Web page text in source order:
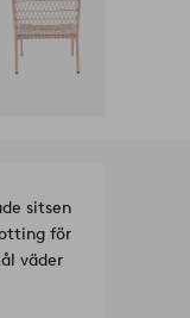
sitsen
för
väder